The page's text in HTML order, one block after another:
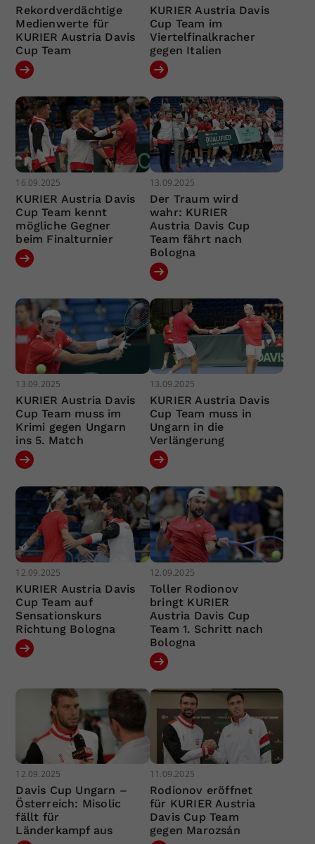
Rekordverdächtige
Medienwerte für
KURIER Austria Davis
Cup Team
KURIER Austria Davis
Cup Team im
Viertelfinalkracher
gegen Italien
16.09.2025
KURIER Austria Davis
Cup Team kennt
mögliche Gegner
beim Finalturnier
13.09.2025
Der Traum wird
wahr: KURIER
Austria Davis Cup
Team fährt nach
Bologna
13.09.2025
KURIER Austria Davis
Cup Team muss im
Krimi gegen Ungarn
ins 5. Match
13.09.2025
KURIER Austria Davis
Cup Team muss in
Ungarn in die
Verlängerung
12.09.2025
KURIER Austria Davis
Cup Team auf
Sensationskurs
Richtung Bologna
12.09.2025
Toller Rodionov
bringt KURIER
Austria Davis Cup
Team 1. Schritt nach
Bologna
12.09.2025
Davis Cup Ungarn –
Österreich: Misolic
fällt für
Länderkampf aus
11.09.2025
Rodionov eröffnet
für KURIER Austria
Davis Cup Team
gegen Marozsán